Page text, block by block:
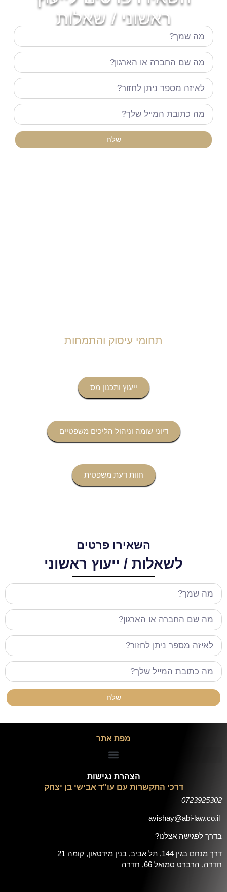
ראשוני / שאלות
שלח
תחומי עיסוק והתמחות
ייעוץ ותכנון מס
דיוני שומה וניהול הליכים משפטיים
חוות דעת משפטית
השאירו פרטים
לשאלות / ייעוץ ראשוני
שלח
מפת אתר
הצהרת נגישות
דרכי התקשרות עם עו"ד אבישי בן יצחק
0723925302
avishay@abi-law.co.il
בדרך לפגישה אצלנו?
דרך מנחם בגין 144, תל אביב, בנין מידטאון, קומה 21
חדרה, הרברט סמואל 66, חדרה